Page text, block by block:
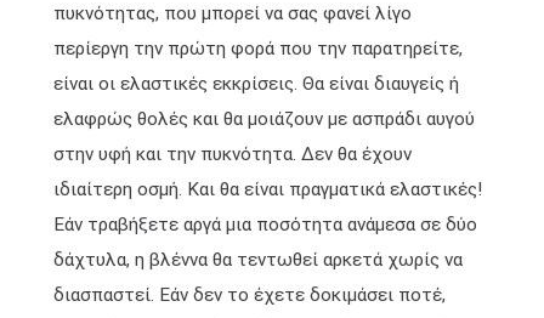
πυκνότητας, που μπορεί να σας φανεί λίγο
περίεργη την πρώτη φορά που την παρατηρείτε,
είναι οι ελαστικές εκκρίσεις. Θα είναι διαυγείς ή
ελαφρώς θολές και θα μοιάζουν με ασπράδι αυγού
στην υφή και την πυκνότητα. Δεν θα έχουν
ιδιαίτερη οσμή. Και θα είναι πραγματικά ελαστικές!
Εάν τραβήξετε αργά μια ποσότητα ανάμεσα σε δύο
δάχτυλα, η βλέννα θα τεντωθεί αρκετά χωρίς να
διασπαστεί. Εάν δεν το έχετε δοκιμάσει ποτέ,